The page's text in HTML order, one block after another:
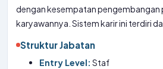
dengan kesempatan
karyawannya. Sistem karir ini terdiri
Struktur Jabatan
Entry Level: Staf